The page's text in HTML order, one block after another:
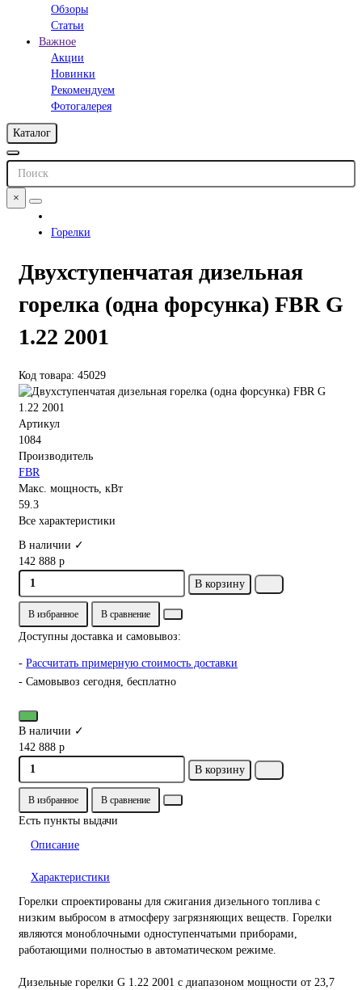
Обзоры
Статьи
Важное
Акции
Новинки
Рекомендуем
Фотогалерея
Каталог
×
Горелки
Двухступенчатая дизельная
горелка (одна форсунка) FBR G
1.22 2001
Код товара: 45029
Артикул
1084
Производитель
FBR
Макс. мощность, кВт
59.3
Все характеристики
В наличии ✓
142 888 р
В корзину
В избранное В сравнение
Доступны доставка и самовывоз:
- Рассчитать примерную стоимость доставки
- Самовывоз сегодня, бесплатно
В наличии ✓
142 888 р
В корзину
В избранное В сравнение
Есть пункты выдачи
Описание
Характеристики
Горелки спроектированы для сжигания дизельного топлива с
низким выбросом в атмосферу загрязняющих веществ. Горелки
являются моноблочными одноступенчатыми приборами,
работающими полностью в автоматическом режиме.
Дизельные горелки G 1.22 2001 с диапазоном мощности от 23,7